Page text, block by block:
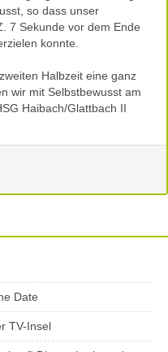
so dass unser
7 Sekunde vor dem Ende
konnte.
Halbzeit eine ganz
wir mit Selbstbewusst am
Haibach/Glattbach II
Date
TV-Insel